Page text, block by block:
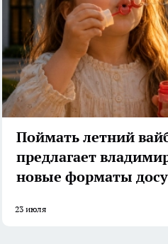
Поймать летний
предлагает
новые форматы
23 июля